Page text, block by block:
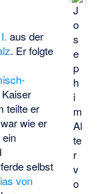
J
o
s
e
p
h
i
m
Al
te
r
v
o
aus der
. Er folgte
teilte er
wie er
selbst
von